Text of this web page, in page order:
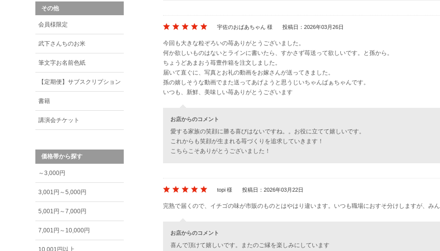
宇佐のおばあちゃん 様 投稿日：2026年03月26日
今回も大きな粒ぞろいの苺ありがとうございました。
何か欲しいものはないとラインに書いたら、すかさず苺送って欲しいです。と孫から。
ちょうどあまおう苺豊作箱を注文しました。
届いて直ぐに、写真とお礼の動画をお嫁さんが送ってきました。
孫の嬉しそうな動画でまた送ってあげようと思うじいちゃんばぁちゃんです。
いつも、新鮮、美味しい苺ありがとうございます
お店からのコメント
愛する家族の笑顔に勝る喜びはないですね。。お役に立てて嬉しいです。
これからも笑顔が生まれる苺づくりを追求していきます！
こちらこそありがとうございました！
topi 様 投稿日：2026年03月22日
完熟で届くので、イチゴの味が市販のものとはやはり違います。いつも職場におすそ分けしますが、みん
お店からのコメント
喜んで頂けて嬉しいです。またのご縁を楽しみにしています
その他
会員様限定
武下さんちのお米
筆文字お名前色紙
【定期便】サブスクリプション
書籍
講演会チケット
価格帯から探す
～3,000円
3,001円～5,000円
5,001円～7,000円
7,001円～10,000円
10,001円以上